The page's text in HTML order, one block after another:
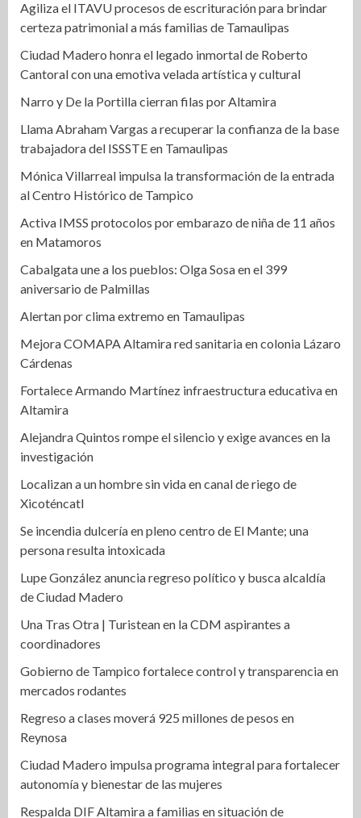
Agiliza el ITAVU procesos de escrituración para brindar
certeza patrimonial a más familias de Tamaulipas
Ciudad Madero honra el legado inmortal de Roberto
Cantoral con una emotiva velada artística y cultural
Narro y De la Portilla cierran filas por Altamira
Llama Abraham Vargas a recuperar la confianza de la base
trabajadora del ISSSTE en Tamaulipas
Mónica Villarreal impulsa la transformación de la entrada
al Centro Histórico de Tampico
Activa IMSS protocolos por embarazo de niña de 11 años
en Matamoros
Cabalgata une a los pueblos: Olga Sosa en el 399
aniversario de Palmillas
Alertan por clima extremo en Tamaulipas
Mejora COMAPA Altamira red sanitaria en colonia Lázaro
Cárdenas
Fortalece Armando Martínez infraestructura educativa en
Altamira
Alejandra Quintos rompe el silencio y exige avances en la
investigación
Localizan a un hombre sin vida en canal de riego de
Xicoténcatl
Se incendia dulcería en pleno centro de El Mante; una
persona resulta intoxicada
Lupe González anuncia regreso político y busca alcaldía
de Ciudad Madero
Una Tras Otra | Turistean en la CDM aspirantes a
coordinadores
Gobierno de Tampico fortalece control y transparencia en
mercados rodantes
Regreso a clases moverá 925 millones de pesos en
Reynosa
Ciudad Madero impulsa programa integral para fortalecer
autonomía y bienestar de las mujeres
Respalda DIF Altamira a familias en situación de